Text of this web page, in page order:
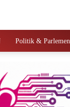
Politik & Parlemen